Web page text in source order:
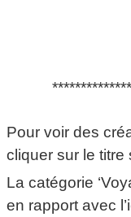
Pour voir des
cliquer sur le titre
La catégorie
en rapport avec